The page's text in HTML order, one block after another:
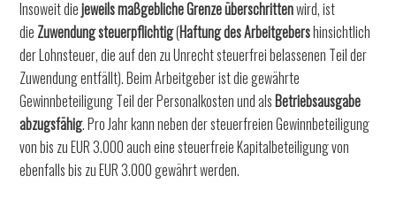
Insoweit diejeweils maßgebliche Grenze überschrittenwird, ist
die Zuwendung steuerpflichtig(Haftung des Arbeitgebershinsichtlich
der Lohnsteuer, die auf den zu Unrecht steuerfrei belassenen Teil der
Zuwendung entfällt). Beim Arbeitgeber ist die gewährte
Gewinnbeteiligung Teil der Personalkosten und alsBetriebsausgabe
abzugsfähig. Pro Jahr kann neben der steuerfreien Gewinnbeteiligung
von bis zu EUR 3.000 auch eine steuerfreie Kapitalbeteiligung von
ebenfalls bis zu EUR 3.000 gewährt werden.